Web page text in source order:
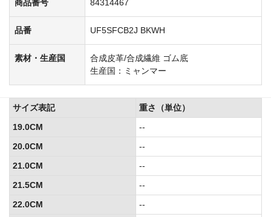
商品番号 84314467
品番 UF5SFCB2J BKWH
素材・生産国
合成皮革/合成繊維 ゴム底
生産国：ミャンマー
サイズ表記
重さ（単位）
19.0CM
--
20.0CM
--
21.0CM
--
21.5CM
--
22.0CM
--